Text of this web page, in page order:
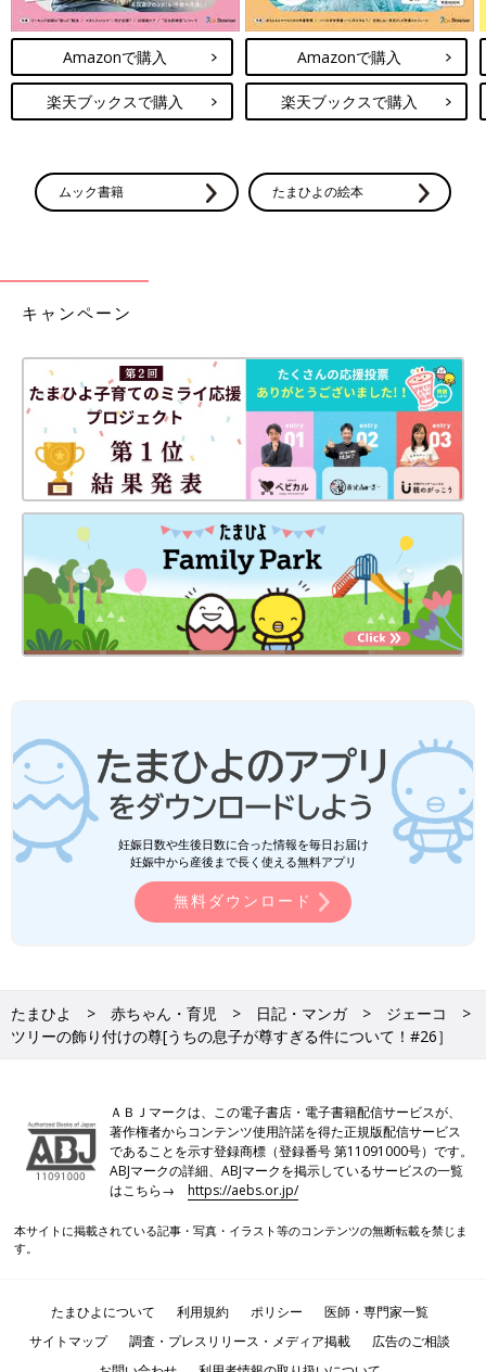
あとはプレゼントだね!と
それはもう少し後かなー?と伝えると
えー!とクリスマスが待ちきれない様子の息子でした。笑
今回も読んでくださりありがとうございます^_^
次回も読んでくれたら嬉しいです♪
【ジェーコの「うちの息子が尊すぎる件について！」】の今まで
たまひよONLINEの育児マンガ一覧はこちら
ジェーコのインスタグラムはこちらから
Amazonで購入
楽天ブックスで購入
Amazonで購入
楽天ブックスで購入
ムック書籍 たまひよの絵本
キャンペーン
妊娠日数や生後日数に合った情報を毎日お届け
妊娠中から産後まで長く使える無料アプリ
無料ダウンロード
たまひよ 赤ちゃん・育児 日記・マンガ
ジェーコ
ツリーの飾り付けの尊[うちの息子が尊すぎる件について！#26］
ＡＢＪマークは、この電子書店・電子書籍配信サービスが、
著作権者からコンテンツ使用許諾を得た正規版配信サービス
であることを示す登録商標（登録番号 第11091000号）です。
ABJマークの詳細、ABJマークを掲示しているサービスの一覧
はこちら→https://aebs.or.jp/
本サイトに掲載されている記事・写真・イラスト等のコンテンツの無断転載を禁じま
す。
たまひよについて 利用規約 ポリシー
医師・専門家一覧
サイトマップ
調査・プレスリリース・メディア掲載
広告のご相談